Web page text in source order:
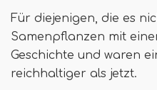
Für diejenigen, die es
Samenpflanzen mit
Geschichte und waren
reichhaltiger als jetzt.